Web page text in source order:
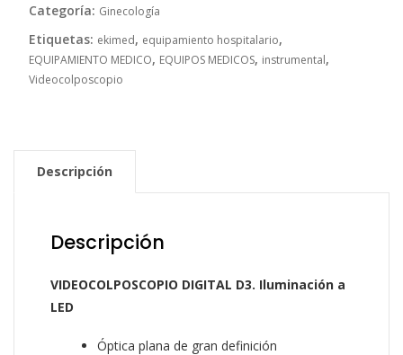
Categoría: Ginecología
Etiquetas: ekimed, equipamiento hospitalario,
EQUIPAMIENTO MEDICO, EQUIPOS MEDICOS, instrumental,
Videocolposcopio
Descripción
Descripción
VIDEOCOLPOSCOPIO DIGITAL D3. Iluminación a
LED
Óptica plana de gran definición